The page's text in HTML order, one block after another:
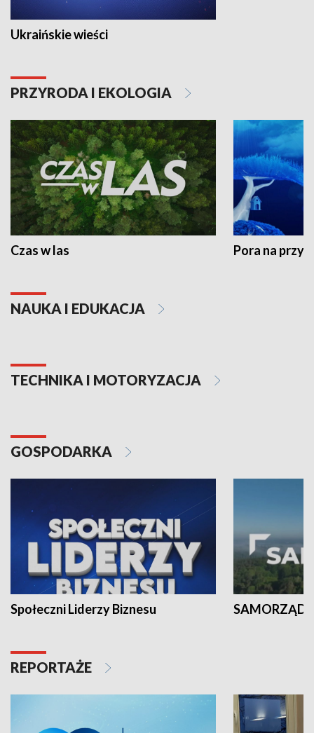
Ukraińskie wieści
PRZYRODA I EKOLOGIA
Czas w las Pora na
NAUKA I EDUKACJA
TECHNIKA I MOTORYZACJA
GOSPODARKA
Społeczni Liderzy Biznesu SAMORZĄD
REPORTAŻE